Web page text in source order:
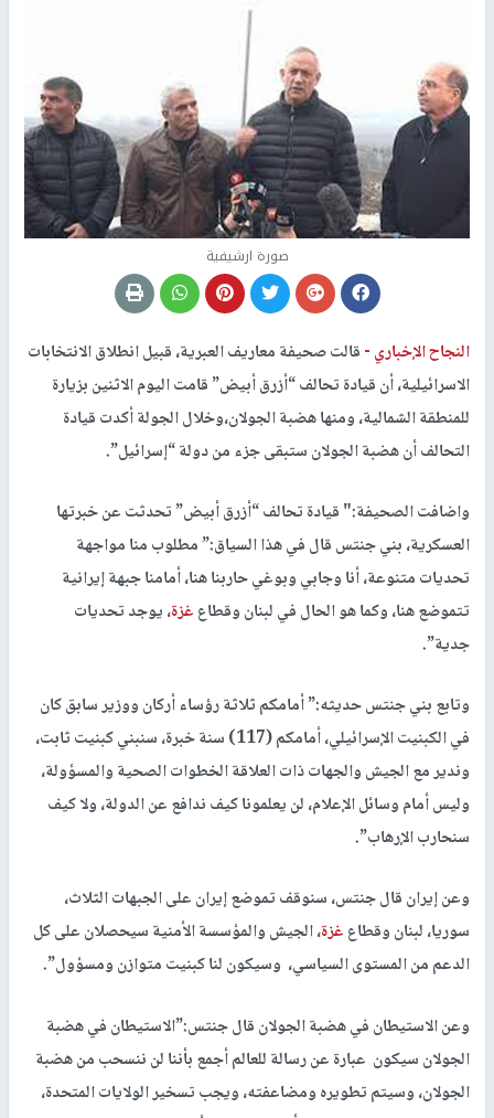
صورة ارشيفية
النجاح الإخباري -قالت صحيفة معاريف العبرية، قبيل انطلاق الانتخابات
الاسرائيلية، أن قيادة تحالف “أزرق أبيض” قامت اليوم الاثنين بزيارة
للمنطقة الشمالية، ومنها هضبة الجولان،وخلال الجولة أكدت قيادة
التحالف أن هضبة الجولان ستبقى جزء من دولة “إسرائيل”.
واضافت الصحيفة:" قيادة تحالف “أزرق أبيض” تحدثت عن خبرتها
العسكرية، بني جنتس قال في هذا السياق:” مطلوب منا مواجهة
تحديات متنوعة، أنا وجابي وبوغي حاربنا هنا، أمامنا جبهة إيرانية
تتموضع هنا، وكما هو الحال في لبنان وقطاعغزة، يوجد تحديات
جدية”.
وتابع بني جنتس حديثه:” أمامكم ثلاثة رؤساء أركان ووزير سابق كان
في الكبنيت الإسرائيلي، أمامكم (117) سنة خبرة، سنبني كبنيت ثابت،
وندير مع الجيش والجهات ذات العلاقة الخطوات الصحية والمسؤولة،
وليس أمام وسائل الإعلام، لن يعلمونا كيف ندافع عن الدولة، ولا كيف
سنحارب الإرهاب”.
وعن إيران قال جنتس، سنوقف تموضع إيران على الجبهات الثلاث،
سوريا، لبنان وقطاعغزة، الجيش والمؤسسة الأمنية سيحصلان على كل
الدعم من المستوى السياسي، وسيكون لنا كبنيت متوازن ومسؤول”.
وعن الاستيطان في هضبة الجولان قال جنتس:”الاستيطان في هضبة
الجولان سيكون عبارة عن رسالة للعالم أجمع بأننا لن ننسحب من هضبة
الجولان، وسيتم تطويره ومضاعفته، ويجب تسخير الولايات المتحدة،